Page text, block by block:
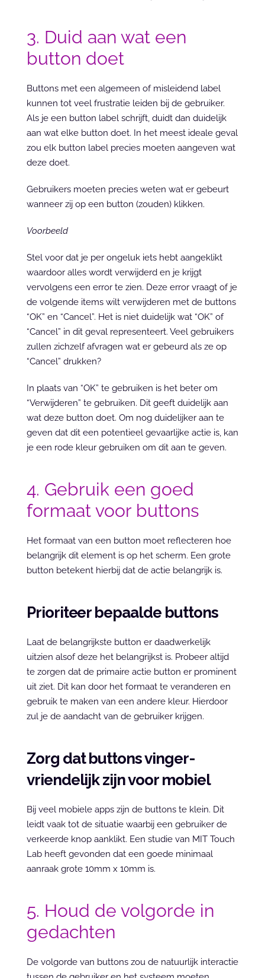
3. Duid aan wat een
button doet
Buttons met een algemeen of misleidend label
kunnen tot veel frustratie leiden bij de gebruiker.
Als je een button label schrijft, duidt dan duidelijk
aan wat elke button doet. In het meest ideale geval
zou elk button label precies moeten aangeven wat
deze doet.
Gebruikers moeten precies weten wat er gebeurt
wanneer zij op een button (zouden) klikken.
Voorbeeld
Stel voor dat je per ongeluk iets hebt aangeklikt
waardoor alles wordt verwijderd en je krijgt
vervolgens een error te zien. Deze error vraagt of je
de volgende items wilt verwijderen met de buttons
“OK” en “Cancel”. Het is niet duidelijk wat “OK” of
“Cancel” in dit geval representeert. Veel gebruikers
zullen zichzelf afvragen wat er gebeurd als ze op
“Cancel” drukken?
In plaats van “OK” te gebruiken is het beter om
“Verwijderen” te gebruiken. Dit geeft duidelijk aan
wat deze button doet. Om nog duidelijker aan te
geven dat dit een potentieel gevaarlijke actie is, kan
je een rode kleur gebruiken om dit aan te geven.
4. Gebruik een goed
formaat voor buttons
Het formaat van een button moet reflecteren hoe
belangrijk dit element is op het scherm. Een grote
button betekent hierbij dat de actie belangrijk is.
Prioriteer bepaalde buttons
Laat de belangrijkste button er daadwerkelijk
uitzien alsof deze het belangrijkst is. Probeer altijd
te zorgen dat de primaire actie button er prominent
uit ziet. Dit kan door het formaat te veranderen en
gebruik te maken van een andere kleur. Hierdoor
zul je de aandacht van de gebruiker krijgen.
Zorg dat buttons vinger-
vriendelijk zijn voor mobiel
Bij veel mobiele apps zijn de buttons te klein. Dit
leidt vaak tot de situatie waarbij een gebruiker de
verkeerde knop aanklikt. Een studie van MIT Touch
Lab heeft gevonden dat een goede minimaal
aanraak grote 10mm x 10mm is.
5. Houd de volgorde in
gedachten
De volgorde van buttons zou de natuurlijk interactie